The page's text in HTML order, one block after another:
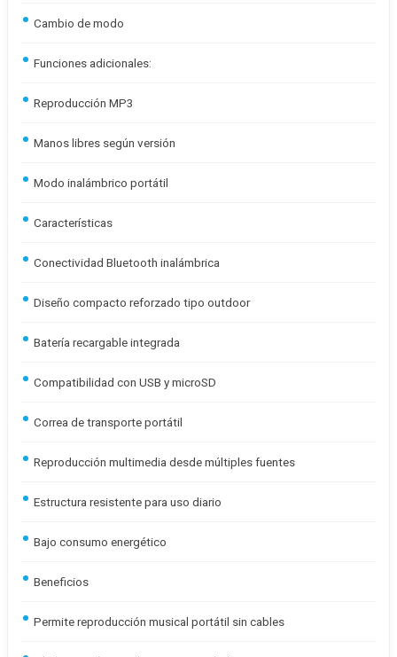
Cambio de modo
Funciones adicionales:
Reproducción MP3
Manos libres según versión
Modo inalámbrico portátil
Características
Conectividad Bluetooth inalámbrica
Diseño compacto reforzado tipo outdoor
Batería recargable integrada
Compatibilidad con USB y microSD
Correa de transporte portátil
Reproducción multimedia desde múltiples fuentes
Estructura resistente para uso diario
Bajo consumo energético
Beneficios
Permite reproducción musical portátil sin cables